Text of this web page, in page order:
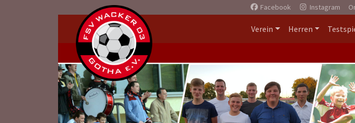
Facebook Instagram
Verein Herren